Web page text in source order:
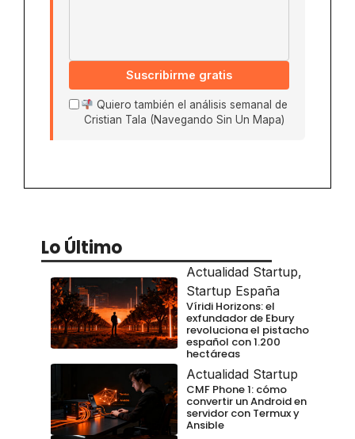
Suscribirme gratis
Quiero también el análisis semanal de
Cristian Tala (Navegando Sin Un Mapa)
Lo Último
Actualidad Startup,
Startup España
Víridi Horizons: el
exfundador de Ebury
revoluciona el pistacho
español con 1.200
hectáreas
Actualidad Startup
CMF Phone 1: cómo
convertir un Android en
servidor con Termux y
Ansible